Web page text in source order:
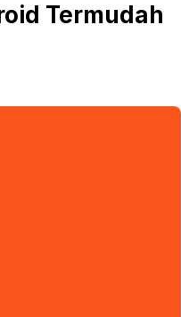
Termudah